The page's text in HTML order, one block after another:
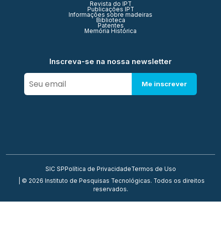
Revista do IPT
Publicações IPT
Informações sobre madeiras
Biblioteca
Patentes
Memória Histórica
Inscreva-se na nossa newsletter
Me inscrever
SIC SP Política de PrivacidadeTermos de Uso
| © 2026 Instituto de Pesquisas Tecnológicas. Todos os direitos
reservados.